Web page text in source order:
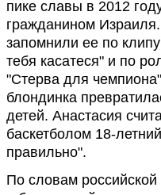
пике славы в 2012
гражданином
запомнили ее по
тебя касатеся" и по
"Стерва для
блондинка
детей. Анастасия
баскетболом 18-
правильно".
По словам